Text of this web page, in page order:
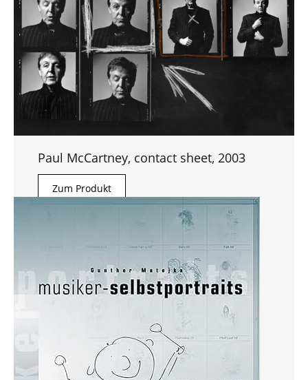
Paul McCartney, contact sheet, 2003
Zum Produkt